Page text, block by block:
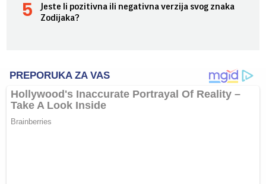
Jeste li pozitivna ili negativna verzija svog znaka
Zodijaka?